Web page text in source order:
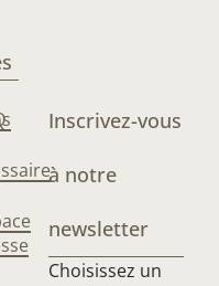
Inscrivez-vous
à notre
newsletter
Choisissez un